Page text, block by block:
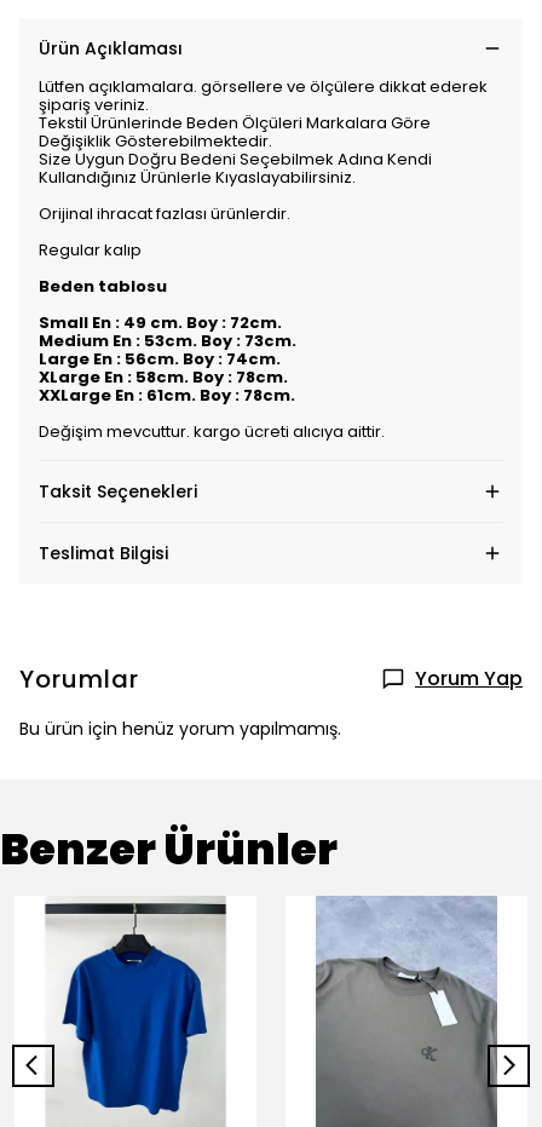
Ürün Açıklaması
Lütfen açıklamalara. görsellere ve ölçülere dikkat ederek
şipariş veriniz.
Tekstil Ürünlerinde Beden Ölçüleri Markalara Göre
Değişiklik Gösterebilmektedir.
Size Uygun Doğru Bedeni Seçebilmek Adına Kendi
Kullandığınız Ürünlerle Kıyaslayabilirsiniz.
Orijinal ihracat fazlası ürünlerdir.
Regular kalıp
Beden tablosu
Small En : 49 cm. Boy : 72cm.
Medium En : 53cm. Boy : 73cm.
Large En : 56cm. Boy : 74cm.
XLarge En : 58cm. Boy : 78cm.
XXLarge En : 61cm. Boy : 78cm.
Değişim mevcuttur. kargo ücreti alıcıya aittir.
Taksit Seçenekleri
Teslimat Bilgisi
Yorumlar Yorum Yap
Bu ürün için henüz yorum yapılmamış.
Benzer Ürünler